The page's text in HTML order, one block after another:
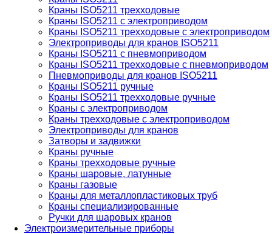
Краны ISO5211 трехходовые
Краны ISO5211 с электроприводом
Краны ISO5211 трехходовые с электроприводом
Электроприводы для кранов ISO5211
Краны ISO5211 с пневмоприводом
Краны ISO5211 трехходовые с пневмоприводом
Пневмоприводы для кранов ISO5211
Краны ISO5211 ручные
Краны ISO5211 трехходовые ручные
Краны с электроприводом
Краны трехходовые с электроприводом
Электроприводы для кранов
Затворы и задвижки
Краны ручные
Краны трехходовые ручные
Краны шаровые, латунные
Краны газовые
Краны для металлопластиковых труб
Краны специализированные
Ручки для шаровых кранов
Электроизмерительные приборы